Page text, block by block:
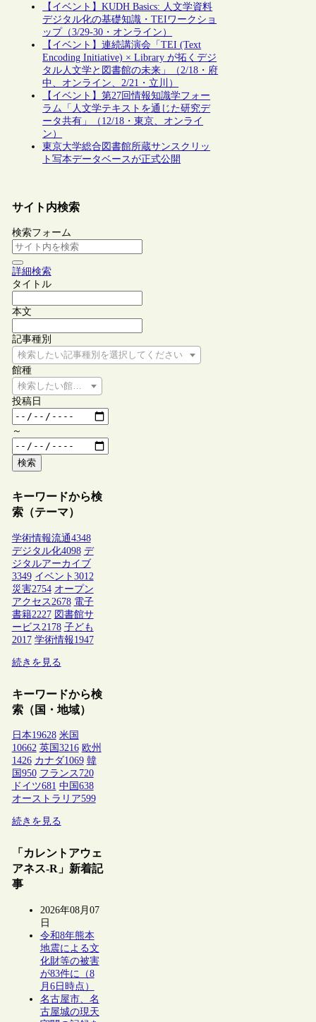
【イベント】KUDH Basics: 人文学資料
デジタル化の基礎知識・TEIワークショ
ップ（3/29-30・オンライン）
【イベント】連続講演会「TEI (Text
Encoding Initiative) × Library が拓くデジ
タル人文学と図書館の未来」（2/18・府
中、オンライン、2/21・立川）
【イベント】第27回情報知識学フォー
ラム「人文学テキストを通じた研究デ
ータ共有」（12/18・東京、オンライ
ン）
東京大学総合図書館所蔵サンスクリッ
ト写本データベースが正式公開
サイト内検索
検索フォーム
詳細検索
タイトル
本文
記事種別
検索したい記事種別を選択してください
館種
検索したい館種を選択してください
投稿日
～
検索
キーワードから検
索（テーマ）
学術情報流通4348
デジタル化4098 デ
ジタルアーカイブ
3349 イベント 3012
災害2754 オープン
アクセス 2678 電子
書籍2227 図書館サ
ービス 2178 子ども
2017 学術情報1947
続きを見る
キーワードから検
索（国・地域）
日本19628 米国
10662 英国 3216 欧州
1426 カナダ1069 韓
国 950 フランス 720
ドイツ681 中国 638
オーストラリア599
続きを見る
「カレントアウェ
アネス-R」新着記
事
2026年08月07
日
令和8年熊本
地震による文
化財等の被害
が83件に（8
月6日時点）
名古屋市、名
古屋城の現天